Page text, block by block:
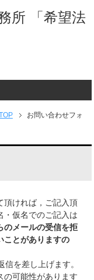
所 「希望法
お問い合わせフォ
頂ければ，ご記入頂
・仮名でのご記入は
のメールの受信を拒
ことがありますの
を差し上げます。
の可能性があります